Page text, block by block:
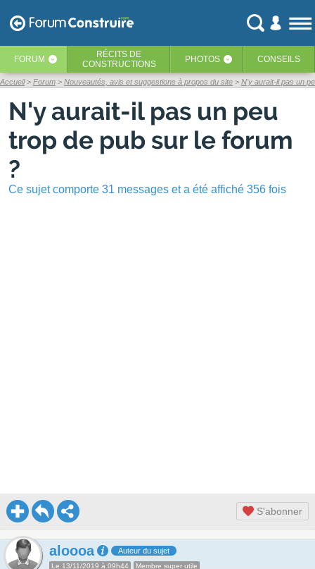
FORUM ‹ RÉCITS DE
CONSTRUCTIONS
PHOTOS ‹ CONSEILS
Accueil Forum Nouveautés, avis et suggestions à propos du site N'y aurait-il pas un
N'y aurait-il pas un peu
trop de pub sur le forum
?
Ce sujet comporte 31 messages et a été affiché 356 fois
S'abonner
aloooa Auteur du sujet
Le 13/11/2019 à 09h44 Membre super utile